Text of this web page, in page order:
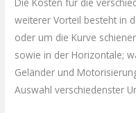
Die Kosten für die
weiterer Vorteil besteht in
oder um die Kurve
sowie in der Horizontale;
Geländer und
Auswahl verschiedenster